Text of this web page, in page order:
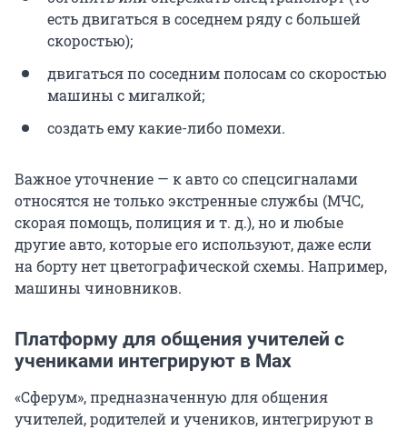
есть двигаться в соседнем ряду с большей
скоростью);
двигаться по соседним полосам со скоростью
машины с мигалкой;
создать ему какие-либо помехи.
Важное уточнение — к авто со спецсигналами
относятся не только экстренные службы (МЧС,
скорая помощь, полиция и т. д.), но и любые
другие авто, которые его используют, даже если
на борту нет цветографической схемы. Например,
машины чиновников.
Платформу для общения учителей с
учениками интегрируют в Max
«Сферум», предназначенную для общения
учителей, родителей и учеников, интегрируют в